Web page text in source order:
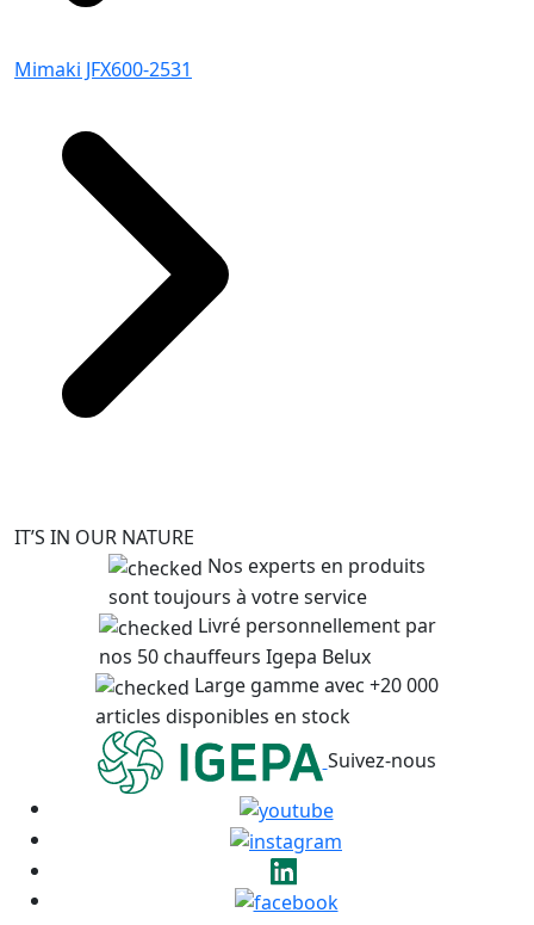
Mimaki JFX600-2531
IT’S IN OUR NATURE
Nos experts en produits
sont toujours à votre service
Livré personnellement par
nos 50 chauffeurs Igepa Belux
Large gamme avec +20 000
articles disponibles en stock
Suivez-nous